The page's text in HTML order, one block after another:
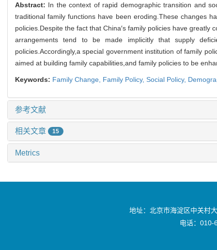
Abstract: In the context of rapid demographic transition and
traditional family functions have been eroding.These changes
policies.Despite the fact that China′s family policies have
arrangements tend to be made implicitly that supply
policies.Accordingly,a special government institution of family
aimed at building family capabilities,and family policies to be
Keywords: Family Change, Family Policy, Social Policy,
参考文献
相关文章 15
Metrics
地址：北京市海淀区中关村
电话：